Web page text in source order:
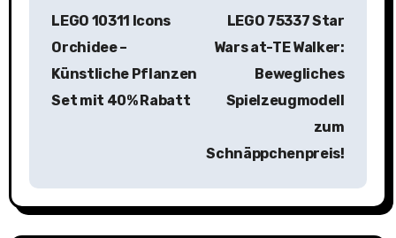
a
g
LEGO 10311 Icons
Orchidee –
Künstliche Pflanzen
Set mit 40% Rabatt
LEGO 75337 Star
Wars at-TE Walker:
Bewegliches
Spielzeugmodell
zum
Schnäppchenpreis!